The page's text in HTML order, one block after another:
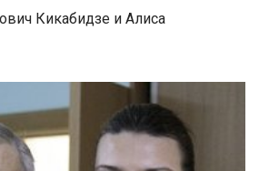
Кикабидзе и Алиса